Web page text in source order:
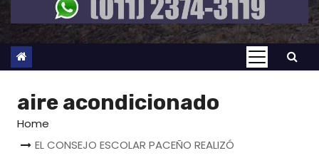
aire acondicionado
Home
EL CONSEJO ESCOLAR PACEÑO REALIZÓ